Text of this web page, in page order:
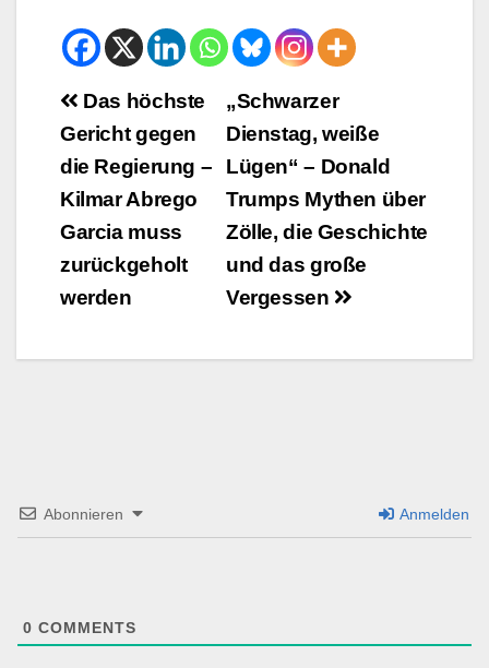
Beitrags-
Navigation
„Schwarzer
Dienstag, weiße
Lügen“ – Donald
Trumps Mythen über
Zölle, die Geschichte
und das große
Vergessen
Das höchste
Gericht gegen
die Regierung –
Kilmar Abrego
Garcia muss
zurückgeholt
werden
Abonnieren Anmelden
0 COMMENTS